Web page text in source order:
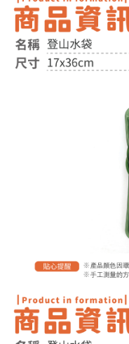
５．嚴禁一人註冊多個帳號或
恩沛科技股份有限公司將有